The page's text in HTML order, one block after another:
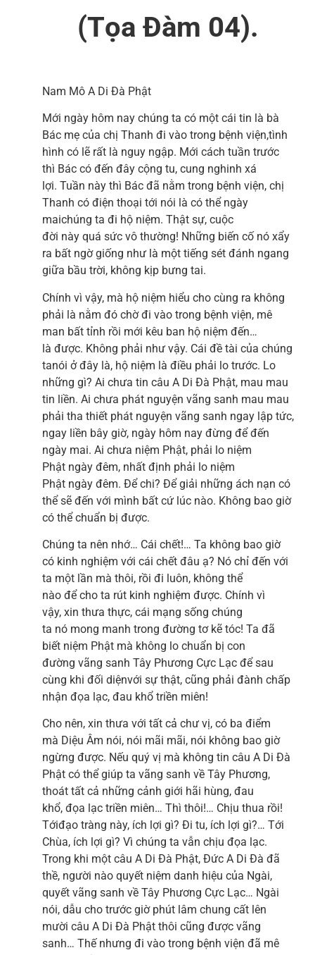
(Tọa Đàm 04).
Nam Mô A Di Đà Phật
Mới ngày hôm nay chúng ta có một cái tin là bà
Bác mẹ của chị Thanh đi vào trong bệnh viện,tình
hình có lẽ rất là nguy ngập. Mới cách tuần trước
thì Bác có đến đây cộng tu, cung nghinh xá
lợi. Tuần này thì Bác đã nằm trong bệnh viện, chị
Thanh có điện thoại tới nói là có thể ngày
maichúng ta đi hộ niệm. Thật sự, cuộc
đời này quá sức vô thường! Những biến cố nó xẩy
ra bất ngờ giống như là một tiếng sét đánh ngang
giữa bầu trời, không kịp bưng tai.
Chính vì vậy, mà hộ niệm hiểu cho cùng ra không
phải là nằm đó chờ đi vào trong bệnh viện, mê
man bất tỉnh rồi mới kêu ban hộ niệm đến…
là được. Không phải như vậy. Cái đề tài của chúng
tanói ở đây là, hộ niệm là điều phải lo trước. Lo
những gì? Ai chưa tin câu A Di Đà Phật, mau mau
tin liền. Ai chưa phát nguyện vãng sanh mau mau
phải tha thiết phát nguyện vãng sanh ngay lập tức,
ngay liền bây giờ, ngày hôm nay đừng để đến
ngày mai. Ai chưa niệm Phật, phải lo niệm
Phật ngày đêm, nhất định phải lo niệm
Phật ngày đêm. Để chi? Để giải những ách nạn có
thể sẽ đến với mình bất cứ lúc nào. Không bao giờ
có thể chuẩn bị được.
Chúng ta nên nhớ… Cái chết!… Ta không bao giờ
có kinh nghiệm với cái chết đâu ạ? Nó chỉ đến với
ta một lần mà thôi, rồi đi luôn, không thể
nào để cho ta rút kinh nghiệm được. Chính vì
vậy, xin thưa thực, cái mạng sống chúng
ta nó mong manh trong đường tơ kẽ tóc! Ta đã
biết niệm Phật mà không lo chuẩn bị con
đường vãng sanh Tây Phương Cực Lạc để sau
cùng khi đối diệnvới sự thật, cũng phải đành chấp
nhận đọa lạc, đau khổ triền miên!
Cho nên, xin thưa với tất cả chư vị, có ba điểm
mà Diệu Âm nói, nói mãi mãi, nói không bao giờ
ngừng được. Nếu quý vị mà không tin câu A Di Đà
Phật có thể giúp ta vãng sanh về Tây Phương,
thoát tất cả những cảnh giới hãi hùng, đau
khổ, đọa lạc triền miên… Thì thôi!… Chịu thua rồi!
Tớiđạo tràng này, ích lợi gì? Đi tu, ích lợi gì?… Tới
Chùa, ích lợi gì? Vì chúng ta vẫn chịu đọa lạc.
Trong khi một câu A Di Đà Phật, Đức A Di Đà đã
thề, người nào quyết niệm danh hiệu của Ngài,
quyết vãng sanh về Tây Phương Cực Lạc… Ngài
nói, dẫu cho trước giờ phút lâm chung cất lên
mười câu A Di Đà Phật thôi cũng được vãng
sanh… Thế nhưng đi vào trong bệnh viện đã mê